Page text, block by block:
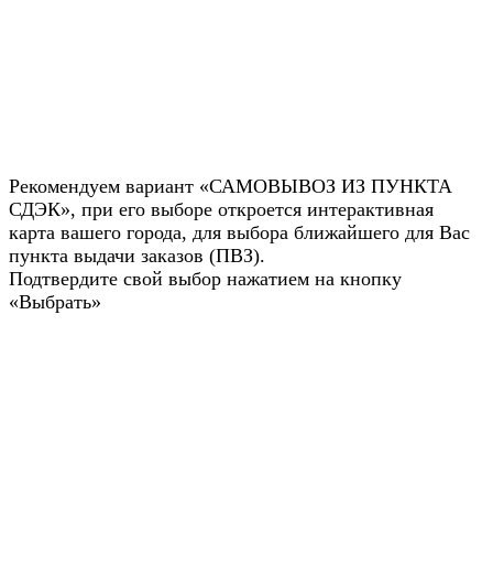
Рекомендуем вариант «САМОВЫВОЗ ИЗ ПУНКТА
СДЭК», при его выборе откроется интерактивная
карта вашего города, для выбора ближайшего для Вас
пункта выдачи заказов (ПВЗ).
Подтвердите свой выбор нажатием на кнопку
«Выбрать»